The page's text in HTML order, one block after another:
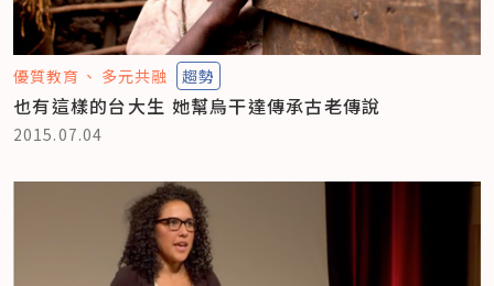
優質教育 多元共融 趨勢
也有這樣的台大生 她幫烏干達傳承古老傳說
2015.07.04